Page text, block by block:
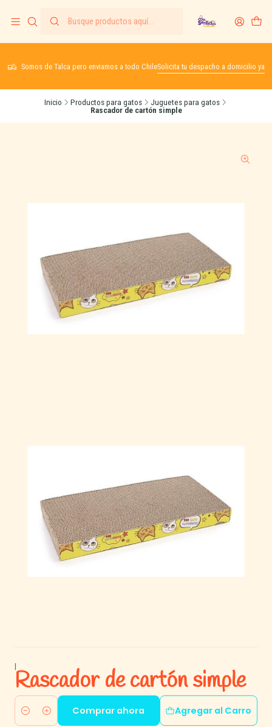
Somos de Talca pero enviamos a todo ChileSolicita tu despacho a domicilio ya
Inicio Productos para gatos
Juguetes para gatos
Rascador de cartón simple
|
Rascador de cartón simple
Cantidad
Agregar al Carro
Comprar ahora